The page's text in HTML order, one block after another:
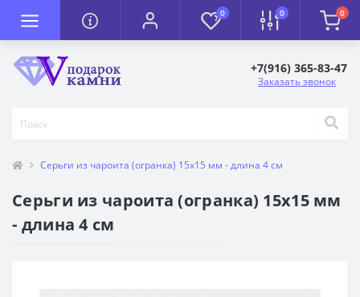
0 0 0
+7(916) 365-83-47
Заказать звонок
Серьги из чароита (огранка) 15х15 мм - длина 4 см
Серьги из чароита (огранка) 15х15 мм
- длина 4 см